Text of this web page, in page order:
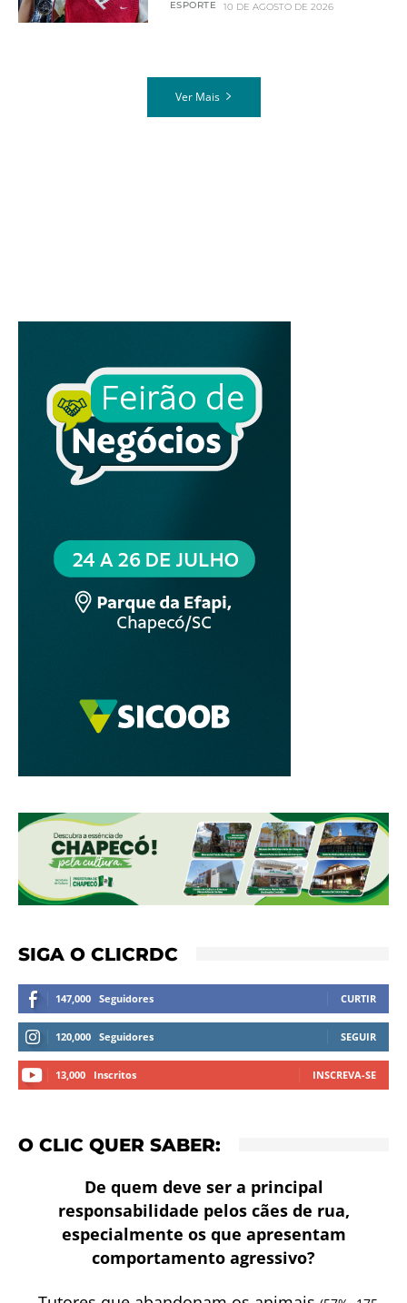
ESPORTE 10 DE AGOSTO DE 2026
Ver Mais
SIGA O CLICRDC
147,000 Seguidores CURTIR
120,000 Seguidores SEGUIR
13,000 Inscritos INSCREVA-SE
O CLIC QUER SABER:
De quem deve ser a principal
responsabilidade pelos cães de rua,
especialmente os que apresentam
comportamento agressivo?